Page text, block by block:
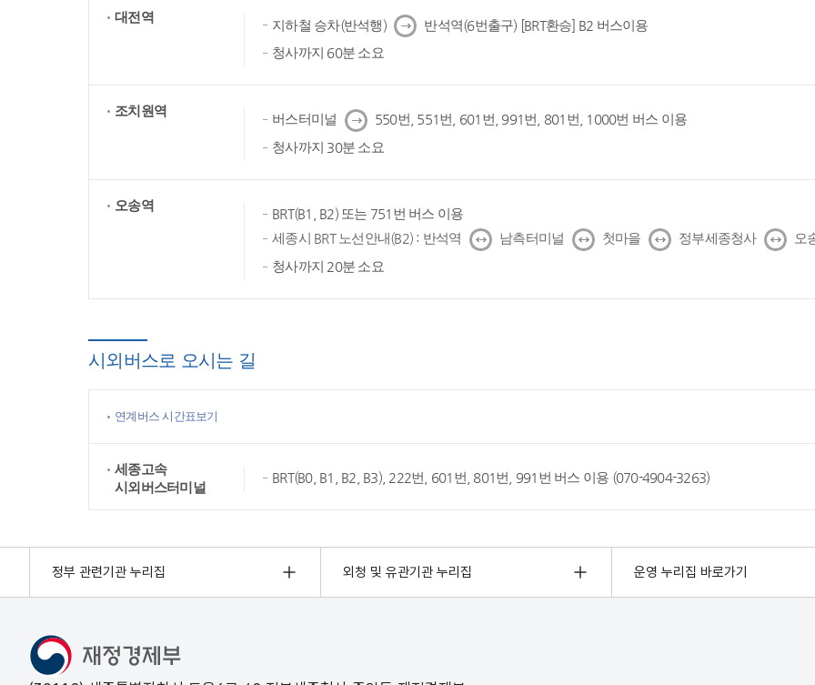
대전역
지하철 승차(반석행) 다
음
반석역(6번출구) [BRT환승] B2 버스이용
청사까지 60분 소요
조치원역
버스터미널 다
음
550번, 551번, 601번, 991번, 801번, 1000번 버스 이용
청사까지 30분 소요
오송역
BRT(B1, B2) 또는 751번 버스 이용
세종시 BRT 노선안내(B2) : 반석역 ↔ 남측터미널 ↔ 첫마을 ↔ 정부세종청사 ↔
오
청사까지 20분 소요
시외버스로 오시는 길
연계버스 시간표보기
세종고속
시외버스터미널
BRT(B0, B1, B2, B3), 222번, 601번, 801번, 991번 버스 이용 (070-4904-3263)
정부 관련기관 누리집 외청 및 유관기관 누리집 운영 누리집 바로가기